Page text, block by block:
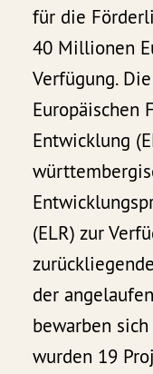
für die
40 Millionen
Verfügung.
Europäischen
Entwicklung
(ELR) zur
der
bewarben
wurden 19